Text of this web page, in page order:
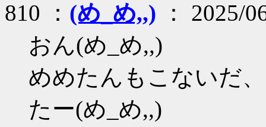
810 ： (め_め,,) ： 2025/
おん(め_め,,)
めめたんもこないだ
たー(め_め,,)